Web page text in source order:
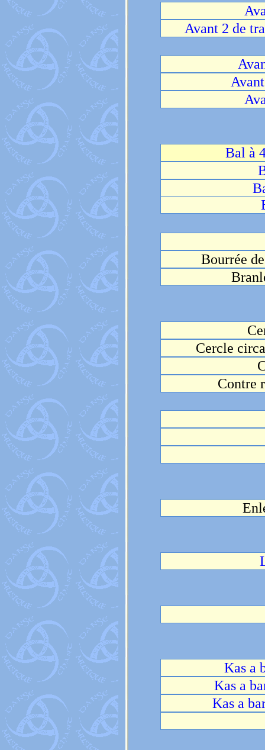
Avant 2 de
Bal à
Bourrée
Cercle
Contre
Kas a
Kas a
Kas a